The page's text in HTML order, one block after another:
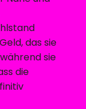
das sie
sie
die